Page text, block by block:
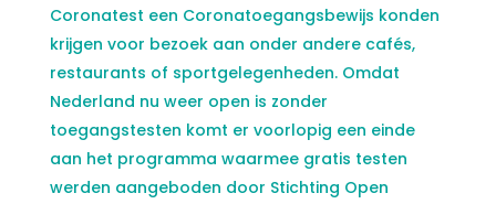
Coronatest een Coronatoegangsbewijs konden
krijgen voor bezoek aan onder andere cafés,
restaurants of sportgelegenheden. Omdat
Nederland nu weer open is zonder
toegangstesten komt er voorlopig een einde
aan het programma waarmee gratis testen
werden aangeboden door Stichting Open